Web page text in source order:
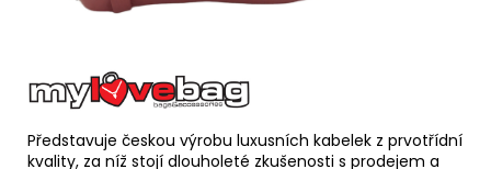
Představuje českou výrobu luxusních kabelek z prvotřídní
kvality, za níž stojí dlouholeté zkušenosti s prodejem a